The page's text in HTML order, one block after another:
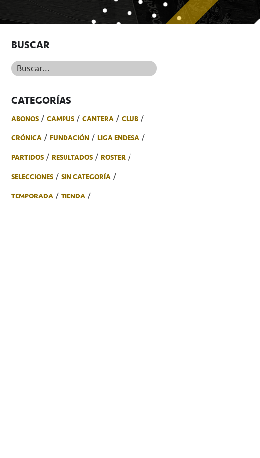
BUSCAR
Buscar...
CATEGORÍAS
ABONOS CAMPUS CANTERA
CLUB
CRÓNICA
FUNDACIÓN
LIGA ENDESA
PARTIDOS
RESULTADOS
ROSTER
SELECCIONES
SIN CATEGORÍA
TEMPORADA
TIENDA